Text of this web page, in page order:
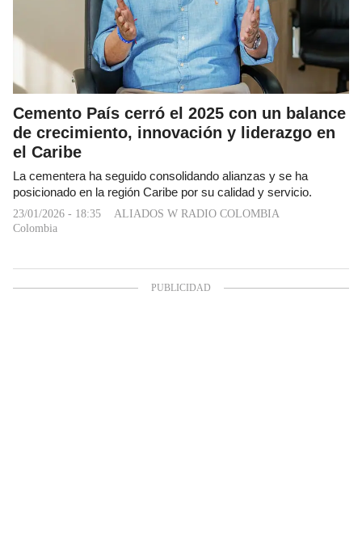
Cemento País cerró el 2025 con un balance
de crecimiento, innovación y liderazgo en
el Caribe
La cementera ha seguido consolidando alianzas y se ha
posicionado en la región Caribe por su calidad y servicio.
23/01/2026 - 18:35
ALIADOS W RADIO COLOMBIA
Colombia